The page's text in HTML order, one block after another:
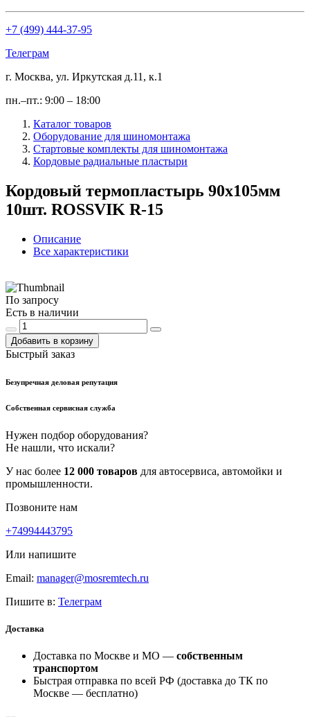
+7 (499) 444-37-95
Телеграм
г. Москва, ул. Иркутская д.11, к.1
пн.–пт.: 9:00 – 18:00
Каталог товаров
Оборудование для шиномонтажа
Стартовые комплекты для шиномонтажа
Кордовые радиальные пластыри
Кордовый термопластырь 90x105мм
10шт. ROSSVIK R-15
Описание
Все характеристики
По запросу
Есть в наличии
Добавить в корзину
Быстрый заказ
Безупречная деловая репутация
Собственная сервисная служба
Нужен подбор оборудования?
Не нашли, что искали?
У нас более 12 000 товаров для автосервиса, автомойки и
промышленности.
Позвоните нам
+74994443795
Или напишите
Email: manager@mosremtech.ru
Пишите в: Телеграм
Доставка
Доставка по Москве и МО — собственным
транспортом
Быстрая отправка по всей РФ (доставка до ТК по
Москве — бесплатно)